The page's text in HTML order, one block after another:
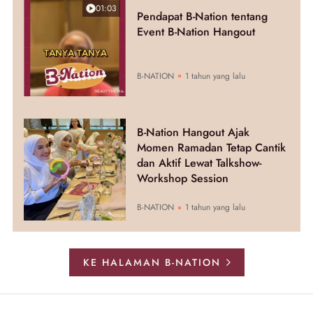
01:03
Pendapat B-Nation tentang
Event B-Nation Hangout
B-NATION 1 tahun yang lalu
B-Nation Hangout Ajak
Momen Ramadan Tetap Cantik
dan Aktif Lewat Talkshow-
Workshop Session
B-NATION 1 tahun yang lalu
KE HALAMAN B-NATION